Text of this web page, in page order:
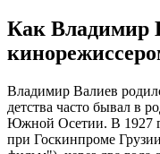
Как Владимир
Владимир Валиев
детства часто бывал в
Южной Осетии. В 1927
при Госкинпроме